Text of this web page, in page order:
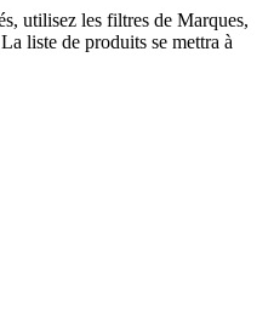
utilisez les filtres de Marques,
liste de produits se mettra à